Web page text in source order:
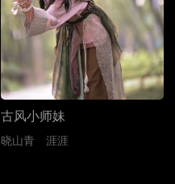
古风小师妹
晓山青 涯涯